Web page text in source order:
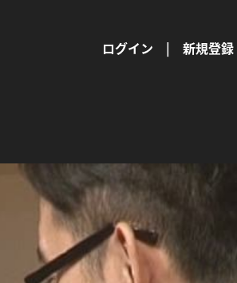
ログイン | 新規登録